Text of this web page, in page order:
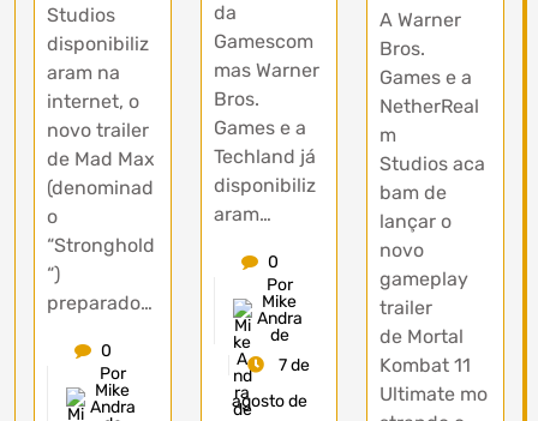
Studios
disponibiliz
aram na
internet, o
novo trailer
de Mad Max
(denominad
o
“Stronghold
“)
preparado…
0
Por
Mike
Andra
da
Gamescom
mas Warner
Bros.
Games e a
Techland já
disponibiliz
aram…
0
Por
Mike
Andra
de
7 de
agosto de
A Warner
Bros.
Games e a
NetherReal
m
Studios aca
bam de
lançar o
novo
gameplay
trailer
de Mortal
Kombat 11
Ultimate mo